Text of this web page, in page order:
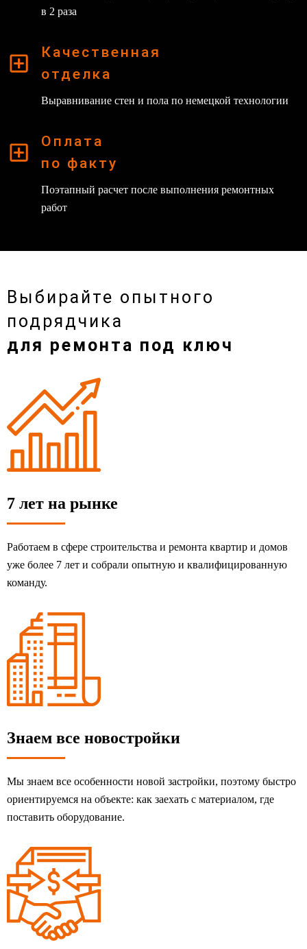
в 2 раза
Качественная
отделка
Выравнивание стен и пола по немецкой технологии
Оплата
по факту
Поэтапный расчет после выполнения ремонтных
работ
Выбирайте опытного
подрядчика
для ремонта под ключ
7 лет на рынке
Работаем в сфере строительства и ремонта квартир и домов
уже более 7 лет и собрали опытную и квалифицированную
команду.
Знаем все новостройки
Мы знаем все особенности новой застройки, поэтому быстро
ориентируемся на объекте: как заехать с материалом, где
поставить оборудование.